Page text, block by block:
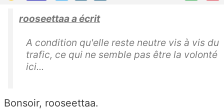
rooseettaa a écrit
A condition qu'elle reste neutre vis à vis du
trafic, ce qui ne semble pas être la volonté
ici...
Bonsoir, rooseettaa.